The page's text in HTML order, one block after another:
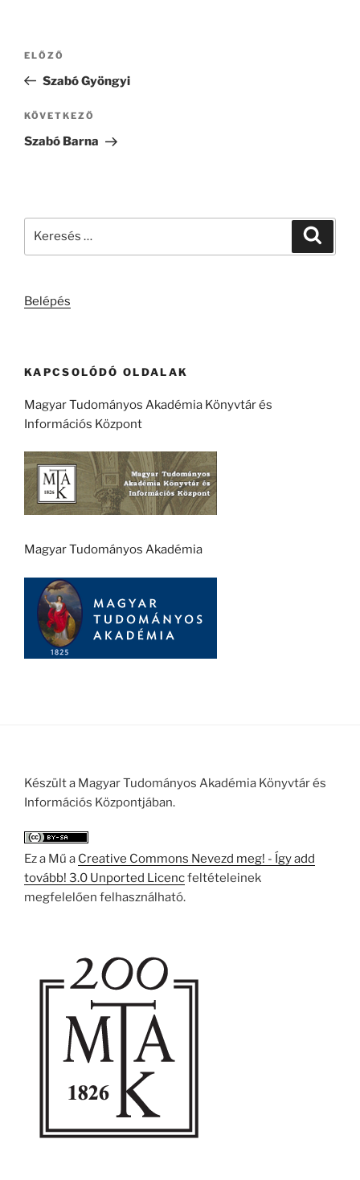
Bejegyzés
Korábbi
bejegyzés
ELŐZŐ
Szabó Gyöngyi
Következő
bejegyzés
KÖVETKEZŐ
Szabó Barna
Belépés
KAPCSOLÓDÓ OLDALAK
Magyar Tudományos Akadémia Könyvtár és
Információs Központ
Magyar Tudományos Akadémia
Készült a Magyar Tudományos Akadémia Könyvtár és
Információs Központjában.
Ez a Mű a Creative Commons Nevezd meg! - Így add
tovább! 3.0 Unported Licencfeltételeinek
megfelelően felhasználható.